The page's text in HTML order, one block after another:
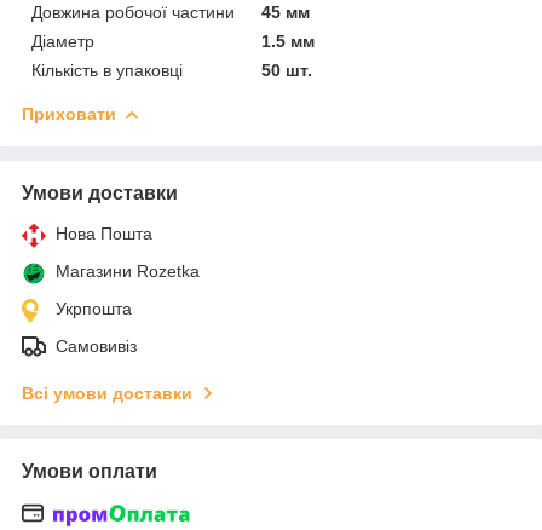
Довжина робочої частини
45 мм
Діаметр
1.5 мм
Кількість в упаковці
50 шт.
Приховати
Умови доставки
Нова Пошта
Магазини Rozetka
Укрпошта
Самовивіз
Всі умови доставки
Умови оплати